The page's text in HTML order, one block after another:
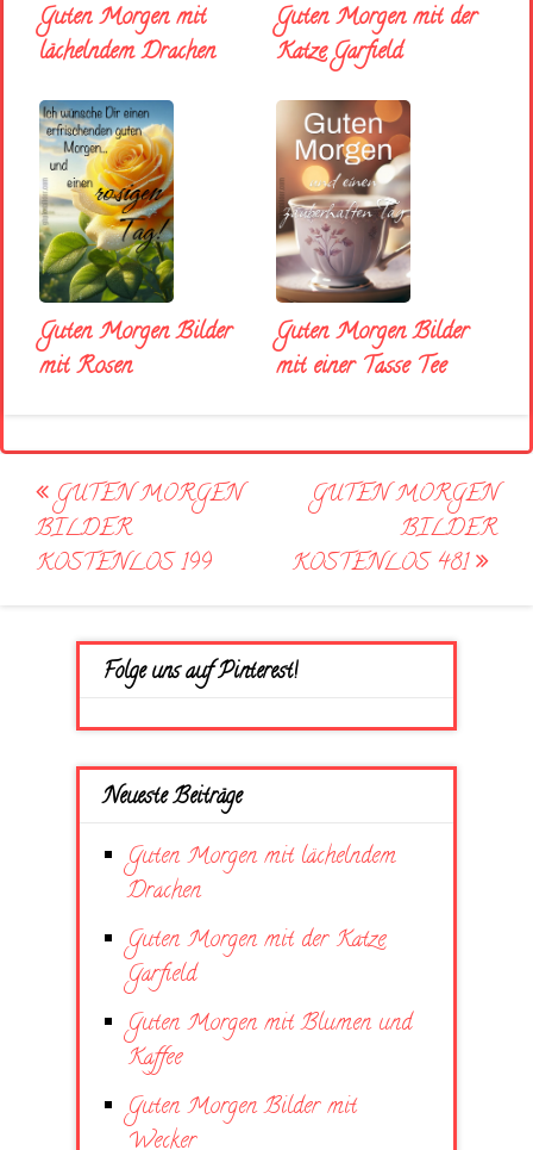
Guten Morgen mit
lächelndem Drachen
Guten Morgen mit der
Katze Garfield
Guten Morgen Bilder
mit Rosen
Guten Morgen Bilder
mit einer Tasse Tee
Post
navigation
GUTEN MORGEN
BILDER
KOSTENLOS 199
GUTEN MORGEN
BILDER
KOSTENLOS 481
Folge uns auf Pinterest!
Neueste Beiträge
Guten Morgen mit lächelndem
Drachen
Guten Morgen mit der Katze
Garfield
Guten Morgen mit Blumen und
Kaffee
Guten Morgen Bilder mit
Wecker